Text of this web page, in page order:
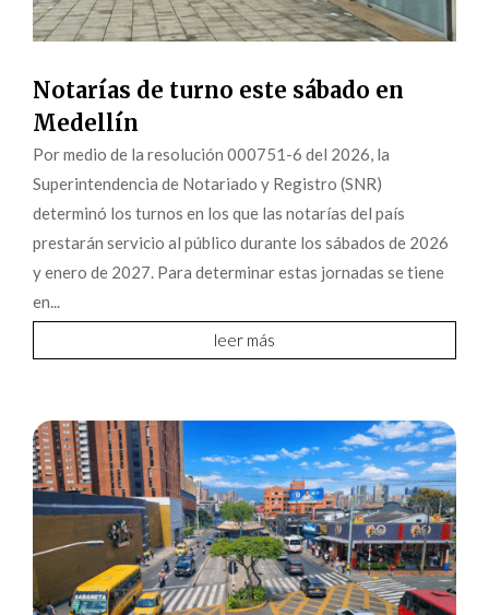
Notarías de turno este sábado en
Medellín
Por medio de la resolución 000751-6 del 2026, la
Superintendencia de Notariado y Registro (SNR)
determinó los turnos en los que las notarías del país
prestarán servicio al público durante los sábados de 2026
y enero de 2027. Para determinar estas jornadas se tiene
en...
leer más